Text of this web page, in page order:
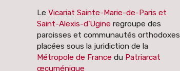
Le Vicariat Sainte-Marie-de-Paris et
Saint-Alexis-d’Ugine regroupe des
paroisses et communautés orthodoxes
placées sous la juridiction de la
Métropole de France du Patriarcat
œcuménique